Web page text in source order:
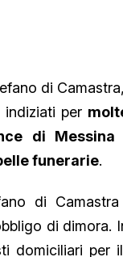
di
indiziati per
di Messina
funerarie.
di
di dimora.
domiciliari per